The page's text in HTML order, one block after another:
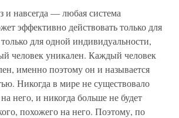
и навсегда — любая система
эффективно действовать только для
для одной индивидуальности,
человек уникален. Каждый человек
именно поэтому он и называется
Никогда в мире не существовало
него, и никогда больше не будет
похожего на него. Поэтому, по